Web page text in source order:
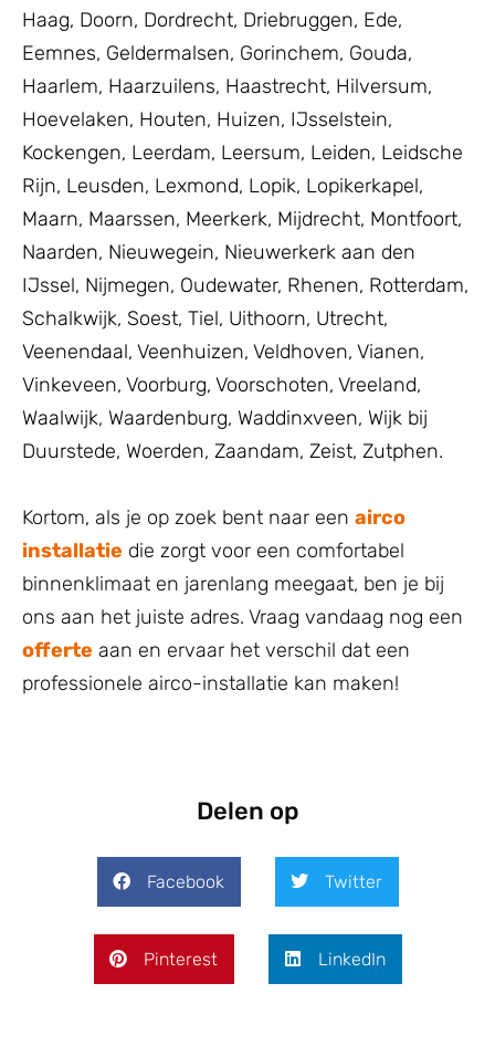
Haag, Doorn, Dordrecht, Driebruggen, Ede,
Eemnes, Geldermalsen, Gorinchem, Gouda,
Haarlem, Haarzuilens, Haastrecht, Hilversum,
Hoevelaken, Houten, Huizen, IJsselstein,
Kockengen, Leerdam, Leersum, Leiden, Leidsche
Rijn, Leusden, Lexmond, Lopik, Lopikerkapel,
Maarn, Maarssen, Meerkerk, Mijdrecht, Montfoort,
Naarden, Nieuwegein, Nieuwerkerk aan den
IJssel, Nijmegen, Oudewater, Rhenen, Rotterdam,
Schalkwijk, Soest, Tiel, Uithoorn, Utrecht,
Veenendaal, Veenhuizen, Veldhoven, Vianen,
Vinkeveen, Voorburg, Voorschoten, Vreeland,
Waalwijk, Waardenburg, Waddinxveen, Wijk bij
Duurstede, Woerden, Zaandam, Zeist, Zutphen.
Kortom, als je op zoek bent naar een airco
installatie die zorgt voor een comfortabel
binnenklimaat en jarenlang meegaat, ben je bij
ons aan het juiste adres. Vraag vandaag nog een
offerte aan en ervaar het verschil dat een
professionele airco-installatie kan maken!
Delen op
Facebook Twitter
Pinterest LinkedIn